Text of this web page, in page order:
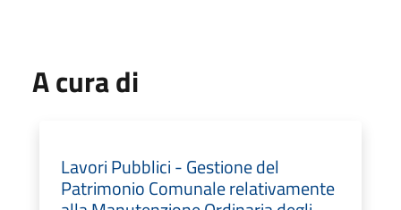
A cura di
Lavori Pubblici - Gestione del
Patrimonio Comunale relativamente